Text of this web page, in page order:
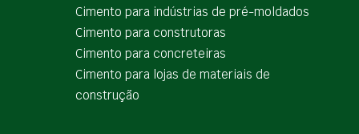
Cimento para indústrias de pré-moldados
Cimento para construtoras
Cimento para concreteiras
Cimento para lojas de materiais de
construção